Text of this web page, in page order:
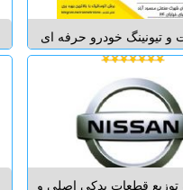
و تیونینگ خودرو حرفه ای
"بازرگانی قطعات خودرو
فروش قطعات تیونینگ
خودرو بهنوین" تقویت ،
شتاب ، افزایش سرعت
و تاخیر اولیه حرکت ت...
توزیع قطعات یدکی اصلی و